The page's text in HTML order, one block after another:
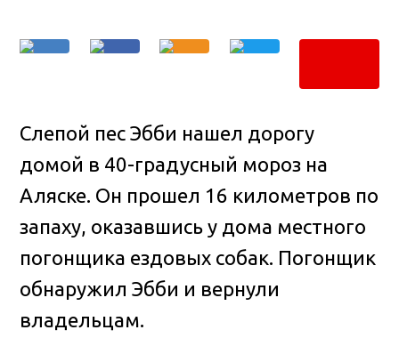
Слепой пес Эбби нашел дорогу
домой в 40-градусный мороз на
Аляске. Он прошел 16 километров по
запаху, оказавшись у дома местного
погонщика ездовых собак. Погонщик
обнаружил Эбби и вернули
владельцам.